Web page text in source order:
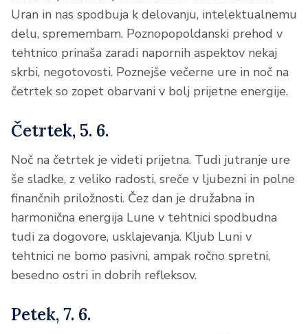
Uran in nas spodbuja k delovanju, intelektualnemu
delu, spremembam. Poznopopoldanski prehod v
tehtnico prinaša zaradi napornih aspektov nekaj
skrbi, negotovosti. Poznejše večerne ure in noč na
četrtek so zopet obarvani v bolj prijetne energije.
Četrtek, 5. 6.
Noč na četrtek je videti prijetna. Tudi jutranje ure
še sladke, z veliko radosti, sreče v ljubezni in polne
finančnih priložnosti. Čez dan je družabna in
harmonična energija Lune v tehtnici spodbudna
tudi za dogovore, usklajevanja. Kljub Luni v
tehtnici ne bomo pasivni, ampak ročno spretni,
besedno ostri in dobrih refleksov.
Petek, 7. 6.